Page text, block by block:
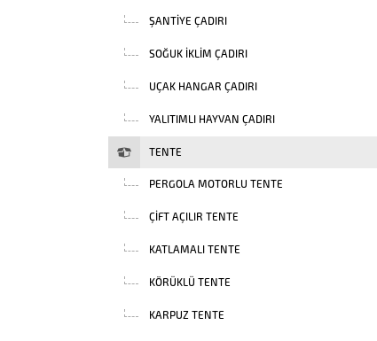
ŞANTIYE ÇADIRI
SOĞUK İKLIM ÇADIRI
UÇAK HANGAR ÇADIRI
YALITIMLI HAYVAN ÇADIRI
TENTE
PERGOLA MOTORLU TENTE
ÇIFT AÇILIR TENTE
KATLAMALI TENTE
KÖRÜKLÜ TENTE
KARPUZ TENTE